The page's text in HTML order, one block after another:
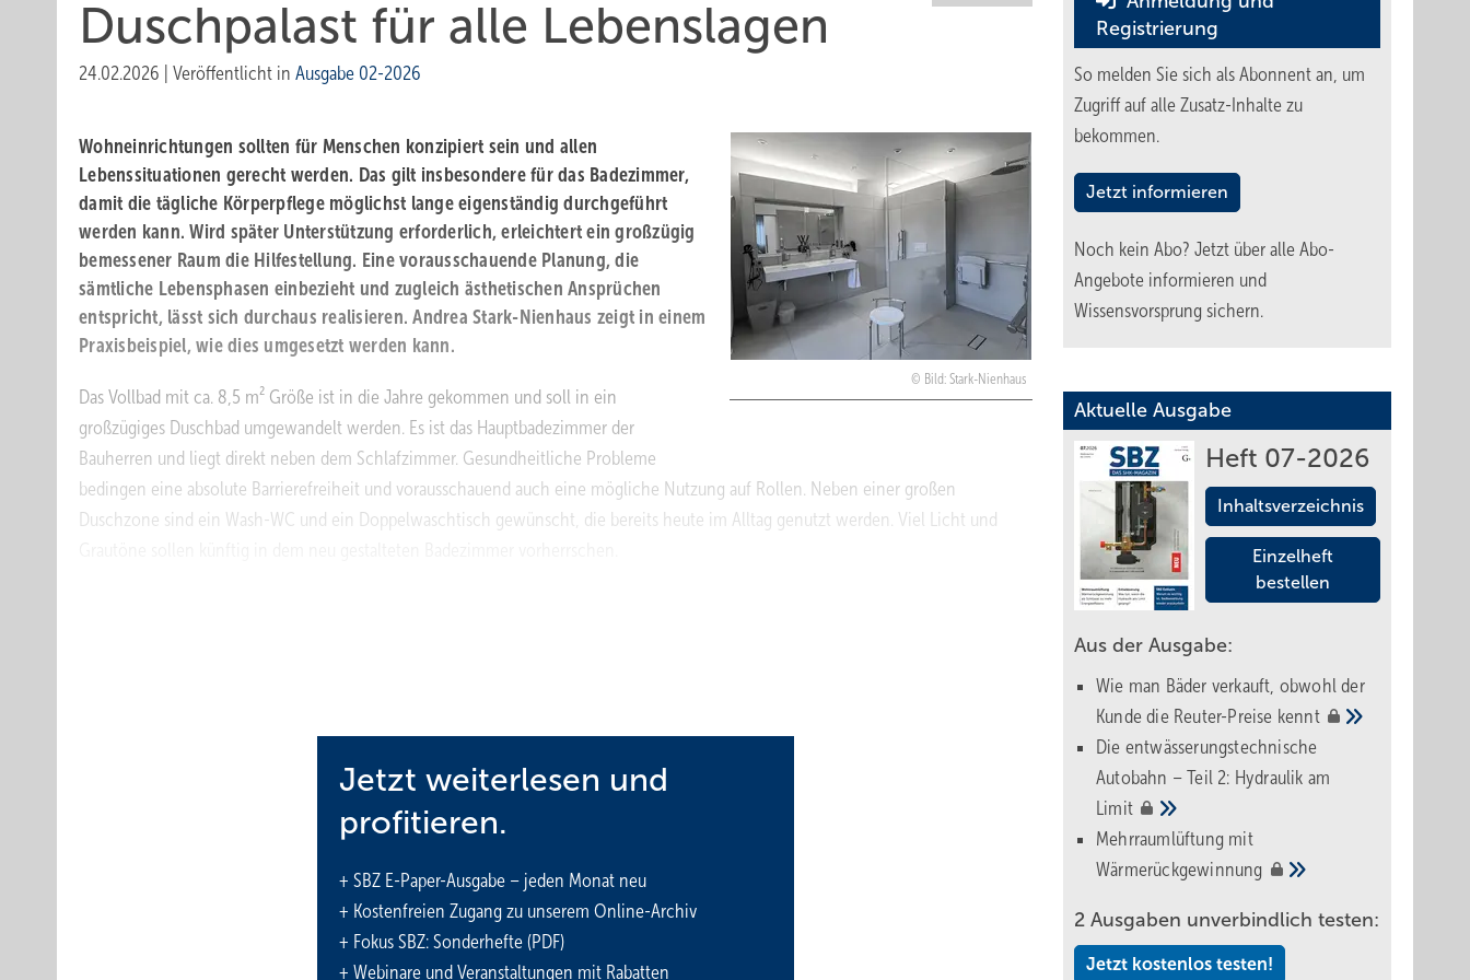
Duschpalast für alle Lebenslagen
24.02.2026 Veröffentlicht in Ausgabe 02-2026
Bild: Stark-Nienhaus
Wohneinrichtungen sollten für Menschen konzipiert sein und allen
Lebenssituationen gerecht werden. Das gilt insbesondere für das Badezimmer,
damit die tägliche Körperpflege möglichst lange eigenständig durchgeführt
werden kann. Wird später Unterstützung erforderlich, erleichtert ein großzügig
bemessener Raum die Hilfestellung. Eine vorausschauende Planung, die
sämtliche Lebensphasen einbezieht und zugleich ästhetischen Ansprüchen
entspricht, lässt sich durchaus realisieren. Andrea Stark-Nienhaus zeigt in einem
Praxisbeispiel, wie dies umgesetzt werden kann.
Das Vollbad mit ca. 8,5 m² Größe ist in die Jahre gekommen und soll in ein
großzügiges Duschbad umgewandelt werden. Es ist das Hauptbadezimmer der
Bauherren und liegt direkt neben dem Schlafzimmer. Gesundheitliche Probleme
bedingen eine absolute Barrierefreiheit und vorausschauend auch eine mögliche Nutzung auf Rollen. Neben einer großen
Duschzone sind ein Wash-WC und ein Doppelwaschtisch gewünscht, die bereits heute im Alltag genutzt werden. Viel Licht und
den ausreichend hohen Bodenaufbau kann er gut verbaut werden und das Abwasser in die gegenüberliegende Strangleitung
gemauerte Sitzbank zugunsten eines Stangensystems über Eck. Maximale Griffmöglichkeiten und auch die Option, einen eleganten,
optisch ansprechenden Klappsitz einzuhängen, überzeugen sie. Ein Unterputzmischer mit einer komfortablen Dreh­umstellung wird
anstatt eines Thermostats gewählt. Die Position des Mischers ist bewusst im vorderen Bereich der Dusche montiert. Die Nutzung
Jetzt weiterlesen und
profitieren.
+ SBZ E-Paper-Ausgabe – jeden Monat neu
+ Kostenfreien Zugang zu unserem Online-Archiv
+ Fokus SBZ: Sonderhefte (PDF)
+ Webinare und Veranstaltungen mit Rabatten
Registrierung
So melden Sie sich als Abonnent an, um
Zugriff auf alle Zusatz-Inhalte zu
bekommen.
Jetzt informieren
Noch kein Abo? Jetzt über alle Abo-
Angebote informieren und
Wissensvorsprung sichern.
Aktuelle Ausgabe
Heft 07-2026
Inhaltsverzeichnis
Einzelheft
bestellen
Aus der Ausgabe:
Wie man Bäder verkauft, obwohl der
Kunde die Reuter-Preise kennt
Die entwässerungstechnische
Autobahn – Teil 2: Hydraulik am
Limit
Mehrraumlüftung mit
Wärmerückgewinnung
2 Ausgaben unverbindlich testen:
Jetzt kostenlos testen!